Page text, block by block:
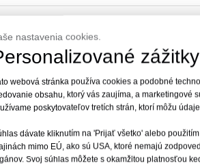
mm / 1-1/2'-2'
uhlíková oceľ
nastavenia cookies.
webová stránka používa cookies a podobné
obsahu, ktorý vás zaujíma, a marketingové
poskytovateľov tretích strán, ktorí môžu
dávate kliknutím na 'Prijať všetko' alebo
mimo EÚ, ako sú USA, ktoré nemajú
Svoj súhlas môžete s okamžitou platnosťou